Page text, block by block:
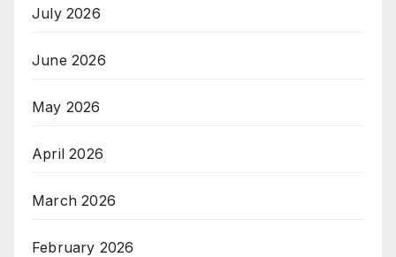
July 2026
June 2026
May 2026
April 2026
March 2026
February 2026